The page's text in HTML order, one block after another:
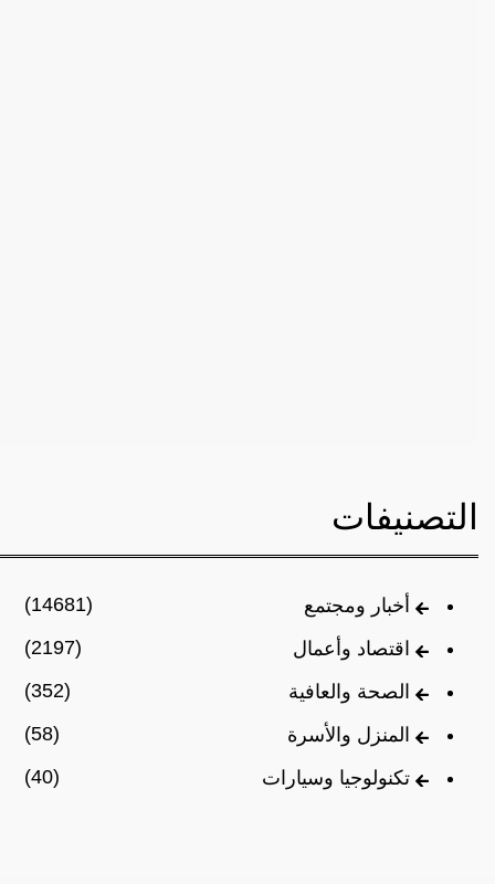
التصنيفات
أخبار ومجتمع
(14681)
اقتصاد وأعمال
(2197)
الصحة والعافية
(352)
المنزل والأسرة
(58)
تكنولوجيا وسيارات
(40)